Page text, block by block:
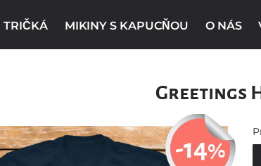
TRIČKÁ MIKINY S KAPUCŇOU O NÁS
Greetings
-14%